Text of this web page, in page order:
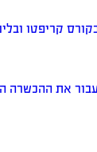
קריפטו
את